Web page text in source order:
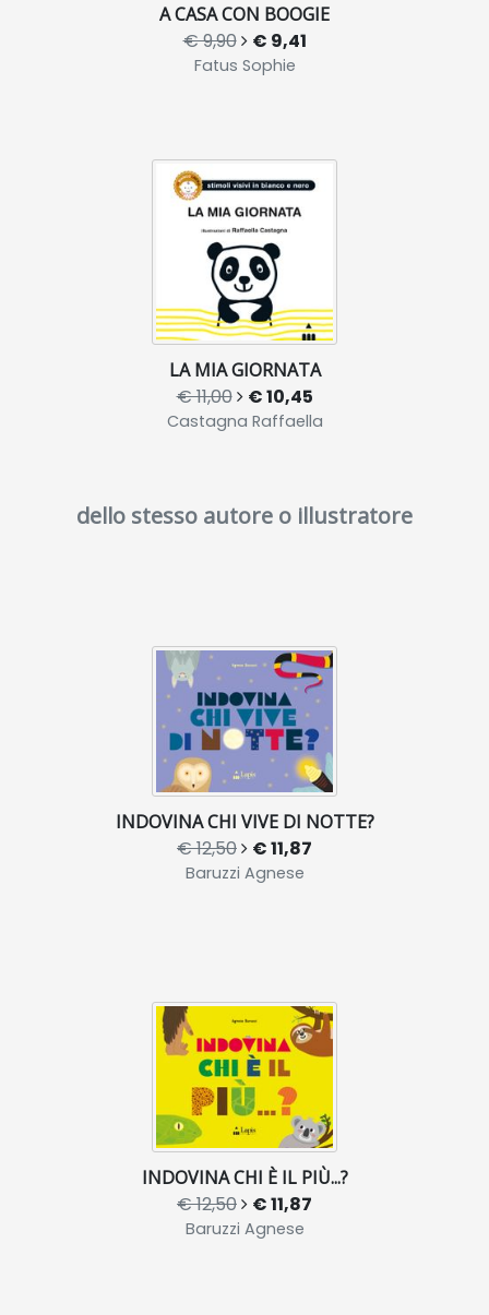
A CASA CON BOOGIE
€ 9,90 € 9,41
Fatus Sophie
LA MIA GIORNATA
€ 11,00 € 10,45
Castagna Raffaella
dello stesso autore o illustratore
INDOVINA CHI VIVE DI NOTTE?
€ 12,50 € 11,87
Baruzzi Agnese
INDOVINA CHI È IL PIÙ...?
€ 12,50 € 11,87
Baruzzi Agnese